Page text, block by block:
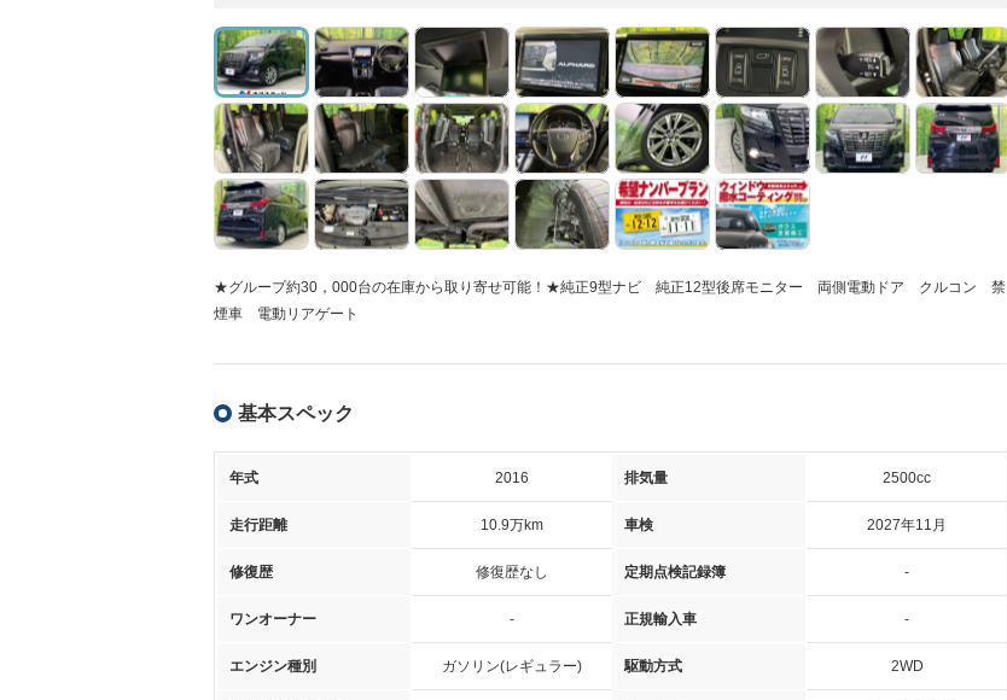
★グループ約30，000台の在庫から取り寄せ可能！★純正9型ナビ 純正12型後席モニター 両側電動ドア クルコン 禁
煙車 電動リアゲート
基本スペック
年式 2016 排気量 2500cc
走行距離 10.9万km 車検 2027年11月
修復歴 修復歴なし 定期点検記録簿 -
ワンオーナー - 正規輸入車 -
エンジン種別 ガソリン(レギュラー) 駆動方式 2WD